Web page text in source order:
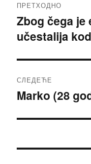
чланка
ПРЕТХОДНО
Претходни
чланак:
Zbog čega
učestalija
СЛЕДЕЋЕ
Следећи
Marko (28